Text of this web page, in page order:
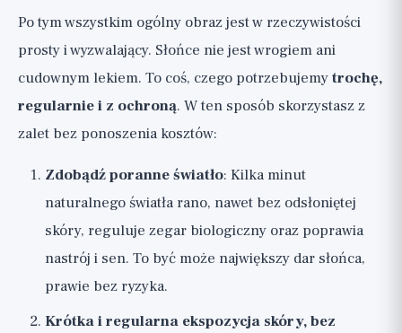
Po tym wszystkim ogólny obraz jest w rzeczywistości
prosty i wyzwalający. Słońce nie jest wrogiem ani
cudownym lekiem. To coś, czego potrzebujemytrochę,
regularnie i z ochroną. W ten sposób skorzystasz z
zalet bez ponoszenia kosztów:
Zdobądź poranne światło: Kilka minut
naturalnego światła rano, nawet bez odsłoniętej
skóry, reguluje zegar biologiczny oraz poprawia
nastrój i sen. To być może największy dar słońca,
prawie bez ryzyka.
Krótka i regularna ekspozycja skóry, bez